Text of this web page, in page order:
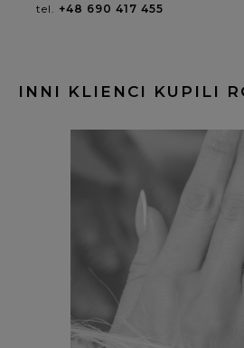
tel. +48 690 417 455
INNI KLIENCI KUPILI